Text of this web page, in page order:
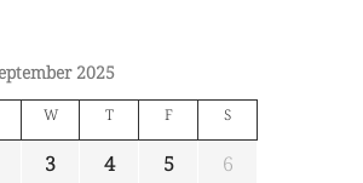
2025
W T F S
3 4 5
6